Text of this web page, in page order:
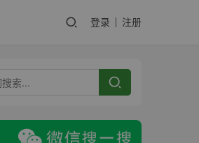
登录 注册